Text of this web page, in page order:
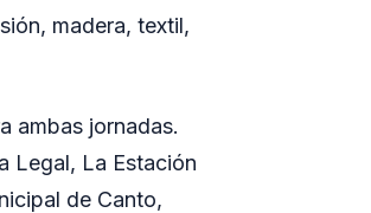
madera, textil,
ambas jornadas.
Legal, La Estación
de Canto,